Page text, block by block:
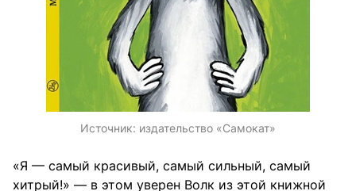
Источник: издательство «Самокат»
«Я — самый красивый, самый сильный, самый
хитрый!» — в этом уверен Волк из этой книжной